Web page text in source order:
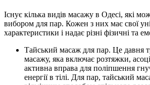
Існує кілька видів масажу в Одесі, які
вибором для пар. Кожен з них має свої
характеристики і надає різні фізичні та
Тайський масаж для пар. Це давня
масажу, яка включає розтяжки,
активна вправа для поліпшення
енергії в тілі. Для пар, тайський